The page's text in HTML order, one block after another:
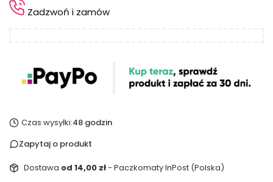
Zadzwoń i zamów
Czas wysyłki:48 godzin
Zapytaj o produkt
Dostawa od 14,00 zł- Paczkomaty InPost (Polska)